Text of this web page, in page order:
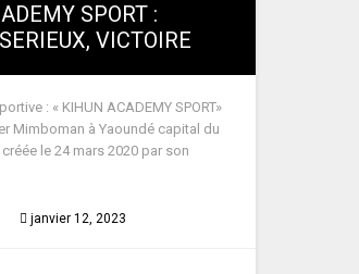
SPORT :
VICTOIRE
: « KIHUN ACADEMY SPORT»
Mimboman à Yaoundé capital du
le 24 mars 2020 par son
janvier 12, 2023